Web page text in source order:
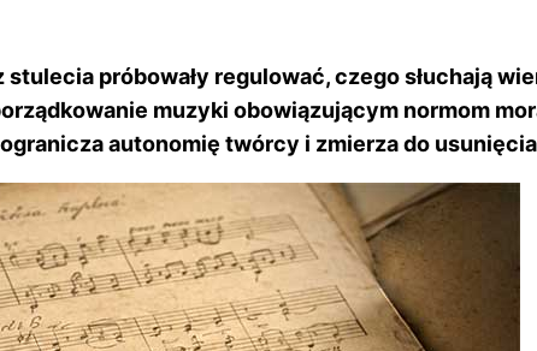
próbowały regulować, czego słuchają
muzyki obowiązującym normom
autonomię twórcy i zmierza do